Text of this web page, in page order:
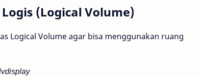
(Logical Volume)
Logical Volume agar bisa menggunakan ruang